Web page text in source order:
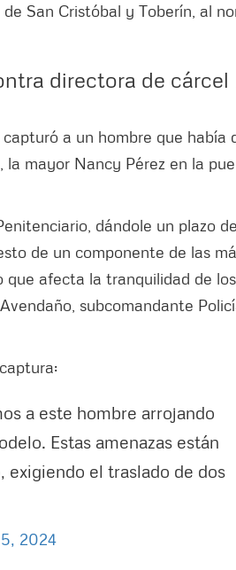
San Cristóbal y Toberín, al
directora de cárcel
a un hombre que había
mayor Nancy Pérez en la
dándole un plazo
de un componente de las
que afecta la tranquilidad de los
subcomandante
a este hombre arrojando
Estas amenazas están
el traslado de dos
2024